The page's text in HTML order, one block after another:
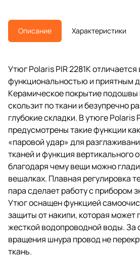
Описание Характеристики
Утюг Polaris PIR 2281K
функциональностью и приятным
Керамическое покрытие подошвы
скользит по ткани и безупречно
глубокие складки. В утюге Polaris
предусмотрены такие функции
«паровой удар» для
тканей и функция вертикального
благодаря чему вещи можно
вешалках. Плавная регулировка
пара сделает работу с прибором
Утюг оснащен функцией
защиты от накипи, которая может
жесткой водопроводной воды. За
вращения шнура провод не
ткань.